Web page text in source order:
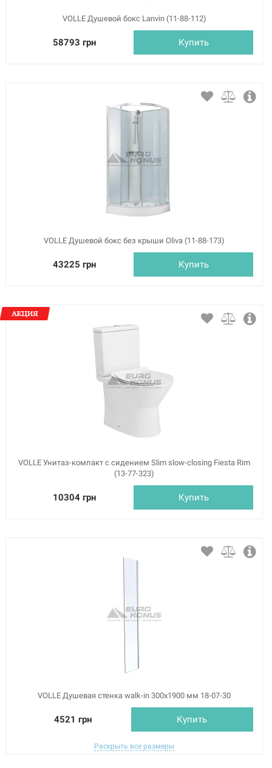
VOLLE Душевой бокс Lanvin (11-88-112)
58793 грн Купить
VOLLE Душевой бокс без крыши Oliva (11-88-173)
43225 грн Купить
VOLLE Унитаз-компакт с сидением Slim slow-closing Fiesta Rim
(13-77-323)
10304 грн Купить
VOLLE Душевая стенка walk-in 300x1900 мм 18-07-30
4521 грн Купить
Раскрыть все размеры